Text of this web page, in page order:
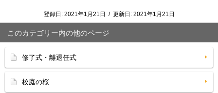
登録日: 2021年1月21日 / 更新日: 2021年1月21日
このカテゴリー内の他のページ
修了式・離退任式
校庭の桜